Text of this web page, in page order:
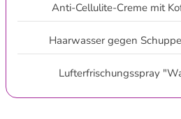
Anti-Cellulite-Creme mit
Haarwasser gegen
Lufterfrischungsspray